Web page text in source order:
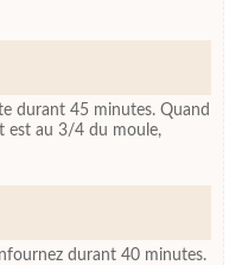
durant 45 minutes. Quand
est au 3/4 du moule,
durant 40 minutes.